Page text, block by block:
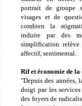
portrait de groupe
visages et de
combien la
induite par des
simplification
affectif, sentimental.
Rif et économie de la
"Depuis des années,
doigt par les
des foyers de